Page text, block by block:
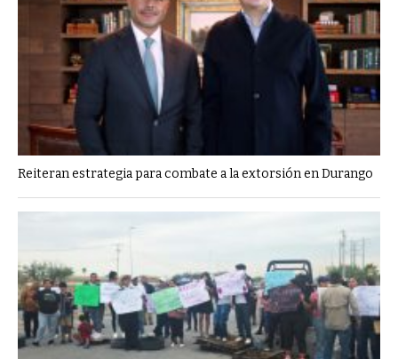
Reiteran estrategia para combate a la extorsión en Durango